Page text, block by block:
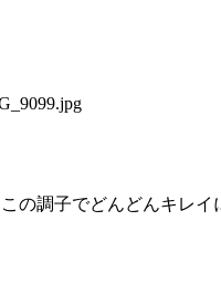
の調子でどんどんキレ